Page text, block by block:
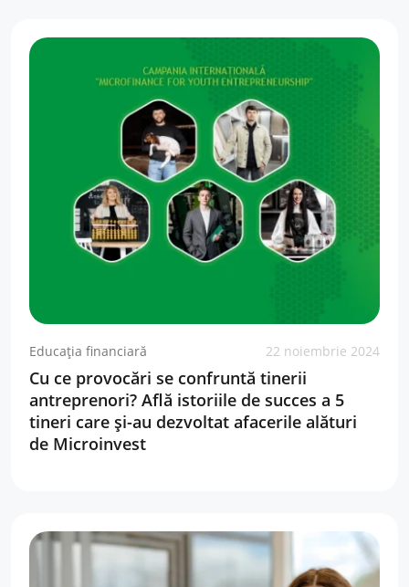
Educația financiară 22 noiembrie 2024
Cu ce provocări se confruntă tinerii
antreprenori? Află istoriile de succes a 5
tineri care și-au dezvoltat afacerile alături
de Microinvest